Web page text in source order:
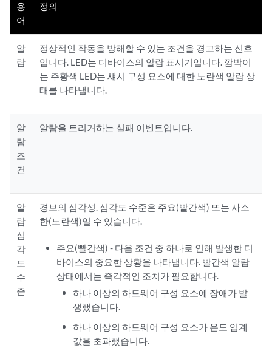
용
어
정의
알
람
정상적인 작동을 방해할 수 있는 조건을 경고하는 신호
입니다. LED는 디바이스의 알람 표시기입니다. 깜박이
는 주황색 LED는 섀시 구성 요소에 대한 노란색 알람 상
태를 나타냅니다.
알
람
조
건
알람을 트리거하는 실패 이벤트입니다.
알
람
심
각
도
수
준
경보의 심각성. 심각도 수준은 주요(빨간색) 또는 사소
한(노란색)일 수 있습니다.
주요(빨간색) - 다음 조건 중 하나로 인해 발생한 디
바이스의 중요한 상황을 나타냅니다. 빨간색 알람
상태에서는 즉각적인 조치가 필요합니다.
하나 이상의 하드웨어 구성 요소에 장애가 발
생했습니다.
하나 이상의 하드웨어 구성 요소가 온도 임계
값을 초과했습니다.